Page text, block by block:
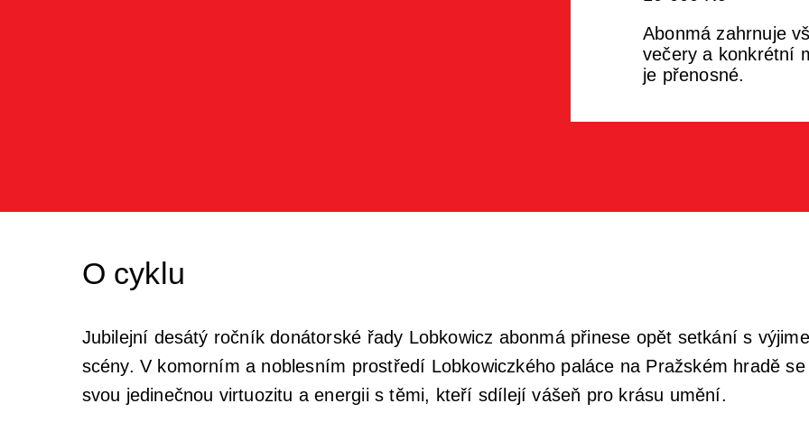
Abonmá zahrnuje
večery a konkrétní
je přenosné.
O cyklu
Jubilejní desátý ročník donátorské řady Lobkowicz abonmá přinese opět setkání s
scény. V komorním a noblesním prostředí Lobkowiczkého paláce na Pražském hradě
svou jedinečnou virtuozitu a energii s těmi, kteří sdílejí vášeň pro krásu umění.